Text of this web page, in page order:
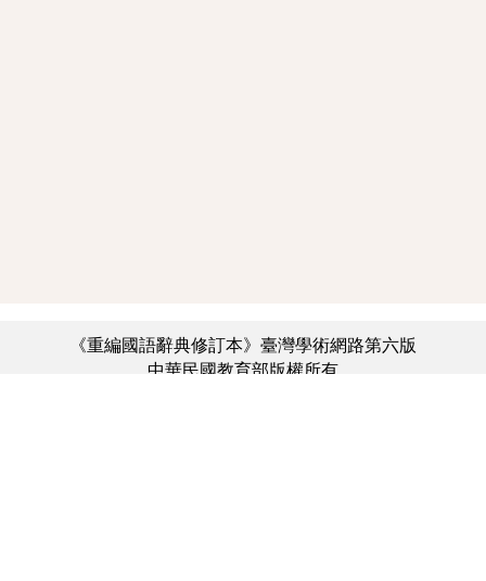
《重編國語辭典修訂本》臺灣學術網路第六版
中華民國教育部版權所有